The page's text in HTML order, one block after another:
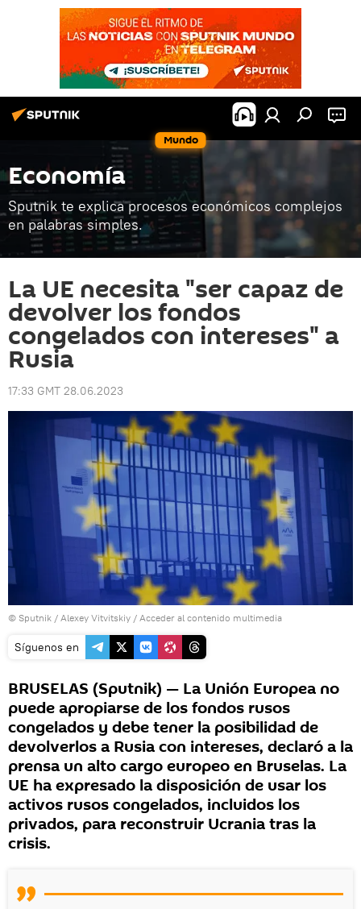
Mundo
Economía
Sputnik te explica procesos económicos complejos
en palabras simples.
La UE necesita "ser capaz de
devolver los fondos
congelados con intereses" a
Rusia
17:33 GMT 28.06.2023
© Sputnik / Alexey Vitvitskiy / Acceder al contenido multimedia
Síguenos en
BRUSELAS (Sputnik) — La Unión Europea no
puede apropiarse de los fondos rusos
congelados y debe tener la posibilidad de
devolverlos a Rusia con intereses, declaró a la
prensa un alto cargo europeo en Bruselas. La
UE ha expresado la disposición de usar los
activos rusos congelados, incluidos los
privados, para reconstruir Ucrania tras la
crisis.